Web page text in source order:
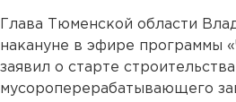
Глава Тюменской области
накануне в эфире программы
заявил о старте строительства
мусороперерабатывающего